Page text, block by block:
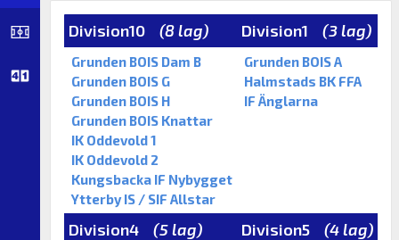
Division10 (8 lag) Division1 (3 lag)
Grunden BOIS Dam B
Grunden BOIS G
Grunden BOIS H
Grunden BOIS Knattar
IK Oddevold 1
IK Oddevold 2
Kungsbacka IF Nybygget
Ytterby IS / SIF Allstar
Grunden BOIS A
Halmstads BK FFA
IF Änglarna
Division4 (5 lag) Division5 (4 lag)